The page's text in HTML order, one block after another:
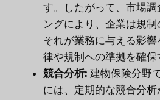
す。したがって、市場
ングにより、企業は規制
それが業務に与える影
律や規制への準拠を確保
競合分析: 建物保険分野
には、定期的な競合分